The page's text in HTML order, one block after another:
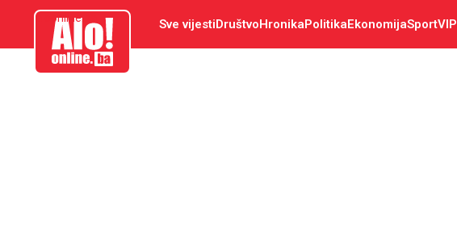
aloonline.ba Sve vijestiDruštvoHronikaPolitikaEkonomijaSportVIP